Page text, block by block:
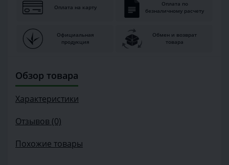
Оплата на карту
Оплата по
безналичному расчету
Официальная
продукция
Обмен и возврат
товара
Обзор товара
Характеристики
Отзывов (0)
Похожие товары